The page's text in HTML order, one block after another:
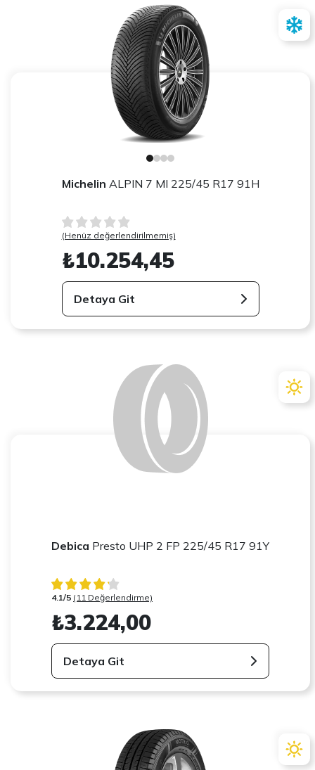
Michelin ALPIN 7 MI 225/45 R17 91H
(Henüz değerlendirilmemiş)
₺10.254,45
Detaya Git
Debica Presto UHP 2 FP 225/45 R17 91Y
4.1/5 (11 Değerlendirme)
₺3.224,00
Detaya Git